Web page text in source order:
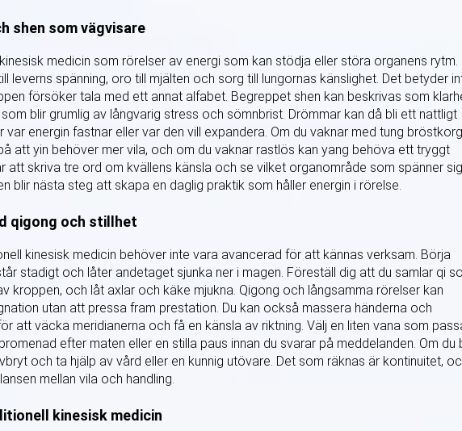
shen som vägvisare
medicin som rörelser av energi som kan stödja eller störa organens rytm.
leverns spänning, oro till mjälten och sorg till lungornas känslighet. Det betyder
försöker tala med ett annat alfabet. Begreppet shen kan beskrivas som
blir grumlig av långvarig stress och sömnbrist. Drömmar kan då bli ett nattligt
var energin fastnar eller var den vill expandera. Om du vaknar med tung bröstkorg
att yin behöver mer vila, och om du vaknar rastlös kan yang behöva ett tryggt
att skriva tre ord om kvällens känsla och se vilket organområde som spänner sig.
blir nästa steg att skapa en daglig praktik som håller energin i rörelse.
qigong och stillhet
kinesisk medicin behöver inte vara avancerad för att kännas verksam. Börja
stadigt och låter andetaget sjunka ner i magen. Föreställ dig att du samlar qi
kroppen, och låt axlar och käke mjukna. Qigong och långsamma rörelser kan
utan att pressa fram prestation. Du kan också massera händerna och
att väcka meridianerna och få en känsla av riktning. Välj en liten vana som
efter maten eller en stilla paus innan du svarar på meddelanden. Om du
och ta hjälp av vård eller en kunnig utövare. Det som räknas är kontinuitet,
mellan vila och handling.
kinesisk medicin